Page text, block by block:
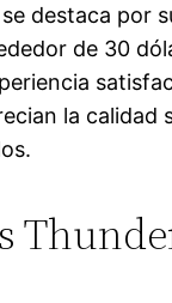
destaca por
de 30
la calidad